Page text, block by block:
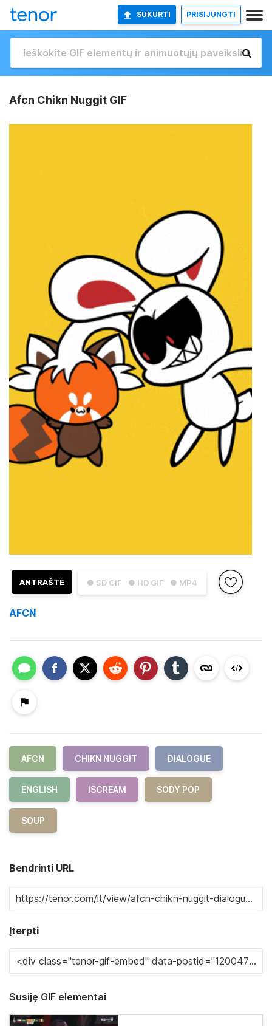
SUKURTI PRISIJUNGTI
Afcn Chikn Nuggit GIF
● SD GIF ● HD GIF ● MP4
ANTRAŠTĖ
AFCN
AFCN CHIKN NUGGIT DIALOGUE
ENGLISH ISCREAM SODY POP
SOUP
Bendrinti URL
Įterpti
Susiję GIF elementai